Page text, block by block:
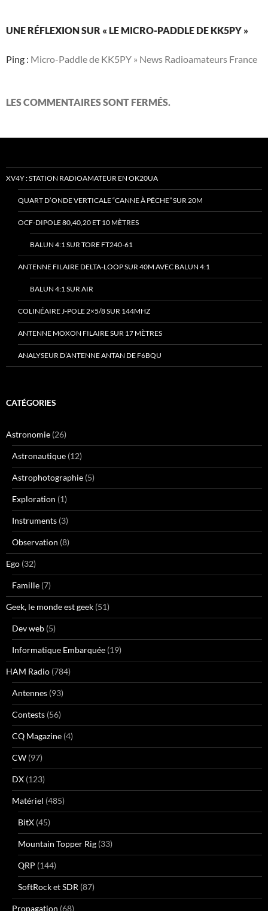
UNE RÉFLEXION SUR « LE MICRO-PADDLE DE KK5PY »
Ping : Micro-Paddle de KK5PY » News Radioamateurs France
LES COMMENTAIRES SONT FERMÉS.
XV4Y : STATION RADIOAMATEUR EN OK20UA
QUART D’ONDE VERTICALE “CANNE À PÊCHE” SUR 20M
OCF-DIPOLE 80,40,20 ET 10 MÈTRES
BALUN 4:1 SUR TORE FT240-61
ANTENNE FILAIRE DELTA-LOOP SUR 40M AVEC BALUN 4:1
BALUN 4:1 SUR AIR
COLINÉAIRE J-POLE 2×5/8 SUR 144MHZ
ANTENNE MOXON FILAIRE SUR 17 MÈTRES
ANALYSEUR D’ANTENNE ANTAN DE F6BQU
CATÉGORIES
Astronomie (26)
Astronautique (12)
Astrophotographie (5)
Exploration (1)
Instruments (3)
Observation (8)
Ego (32)
Famille (7)
Geek, le monde est geek (51)
Dev web (5)
Informatique Embarquée (19)
HAM Radio (784)
Antennes (93)
Contests (56)
CQ Magazine (4)
CW (97)
DX (123)
Matériel (485)
BitX (45)
Mountain Topper Rig (33)
QRP (144)
SoftRock et SDR (87)
Propagation (68)